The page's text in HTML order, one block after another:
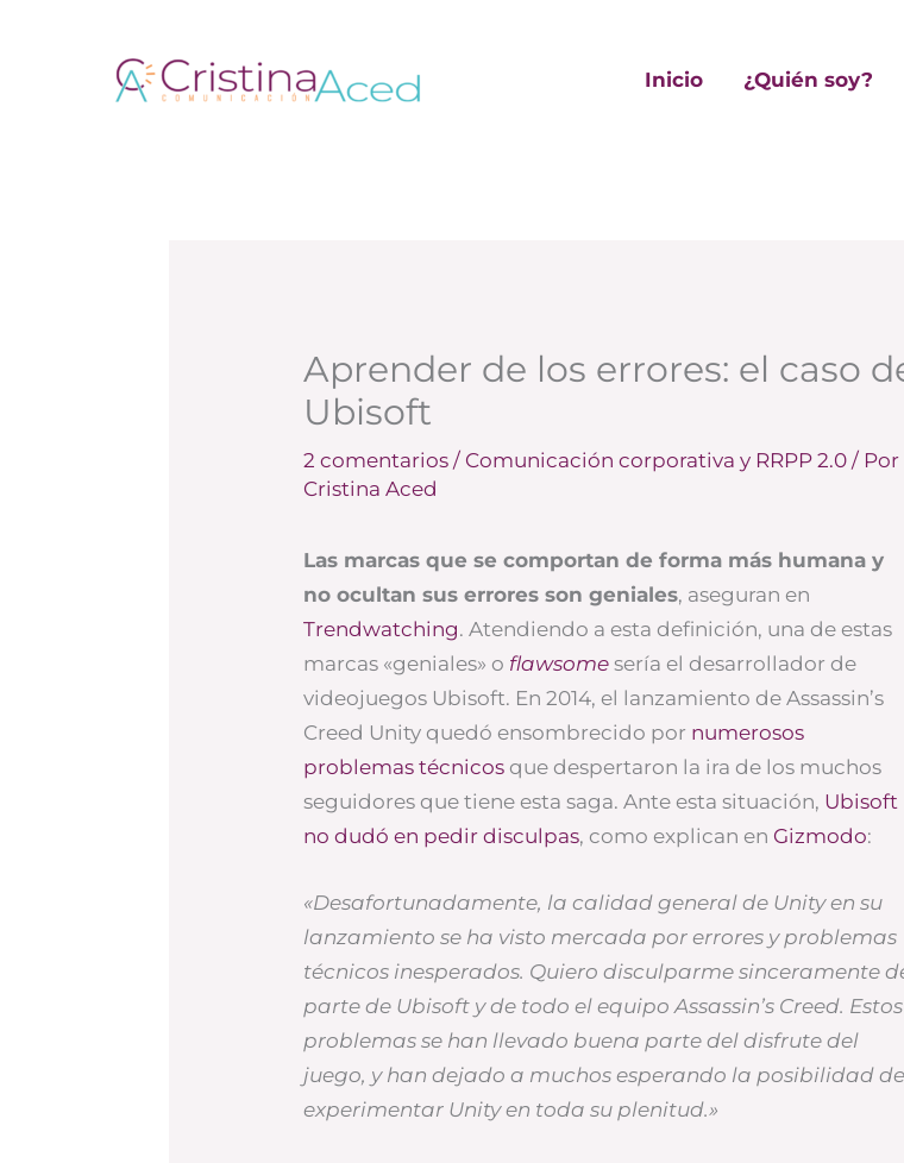
Inicio ¿Quién soy?
Aprender de los errores: el caso
Ubisoft
2 comentarios / Comunicación corporativa y RRPP 2.0 / Por
Cristina Aced
Las marcas que se comportan de forma más humana y
no ocultan sus errores son geniales, aseguran en
Trendwatching. Atendiendo a esta definición, una de estas
marcas «geniales» o flawsome sería el desarrollador de
videojuegos Ubisoft. En 2014, el lanzamiento de Assassin’s
Creed Unity quedó ensombrecido por numerosos
problemas técnicos que despertaron la ira de los muchos
seguidores que tiene esta saga. Ante esta situación, Ubisoft
no dudó en pedir disculpas, como explican en Gizmodo:
«Desafortunadamente, la calidad general de Unity en su
lanzamiento se ha visto mercada por errores y problemas
técnicos inesperados. Quiero disculparme sinceramente
parte de Ubisoft y de todo el equipo Assassin’s Creed. Estos
problemas se han llevado buena parte del disfrute del
juego, y han dejado a muchos esperando la posibilidad de
experimentar Unity en toda su plenitud.»